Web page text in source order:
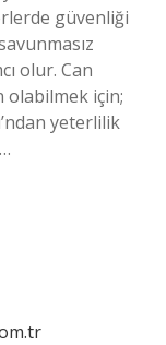
güvenliği
olur. Can
olabilmek için;
yeterlilik